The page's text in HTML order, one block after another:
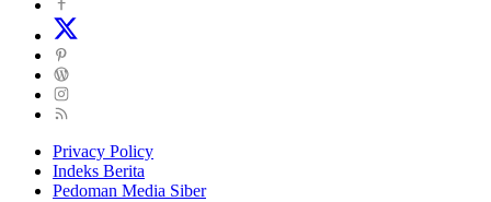
Privacy Policy
Indeks Berita
Pedoman Media Siber